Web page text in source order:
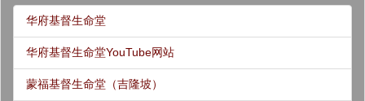
华府基督生命堂
华府基督生命堂YouTube网站
蒙福基督生命堂（吉隆坡）